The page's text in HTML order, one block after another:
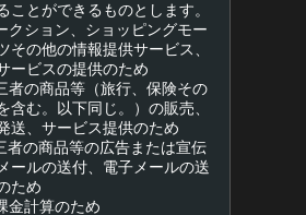
ことができるものとします。
クション、ショッピングモー
その他の情報提供サービス、
ービスの提供のため
者の商品等（旅行、保険その
含む。以下同じ。）の販売、
送、サービス提供のため
者の商品等の広告または宣伝
ールの送付、電子メールの送
ため
金計算のため